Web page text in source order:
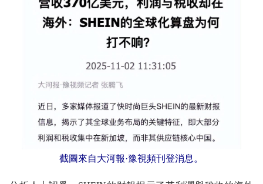
截圖來自大河報·豫視頻刊登消息。